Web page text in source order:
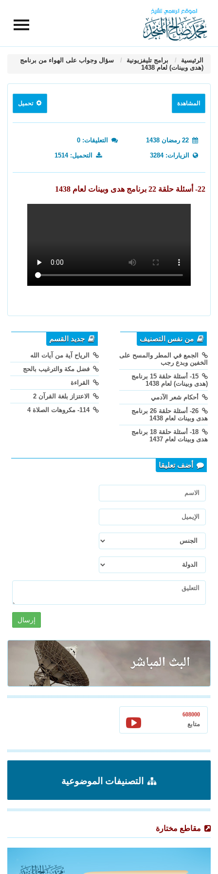
الرئيسية برامج تليفزيونية
سؤال وجواب على الهواء من برنامج
(هدى وبينات) لعام 1438
المشاهدة تحميل
التعليقات: 0
الزيارات: 3284 التحميل: 1514
22- أسئلة حلقة 22 برنامج هدى وبينات لعام 1438
من نفس التصنيف
الجمع في المطر والمسح على
الخفين وبدع رجب
15- أسئلة حلقة 15 برنامج
(هدى وبينات) لعام 1438
أحكام شعر الآدمي
26- أسئلة حلقة 26 برنامج
هدى وبينات لعام 1438
18- أسئلة حلقة 18 برنامج
هدى وبينات لعام 1437
جديد القسم
الرياح آية من آيات الله
فضل مكة والترغيب بالحج
القراءة
الاعتزاز بلغة القرآن 2
114- مكروهات الصلاة 4
أضف تعليقا
إرسال
608000
متابع
التصنيفات الموضوعية
مقاطع مختارة